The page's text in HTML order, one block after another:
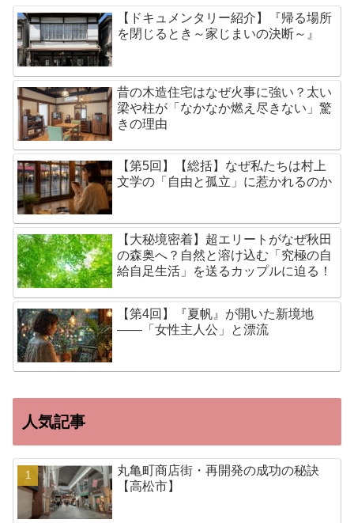
【ドキュメンタリー紹介】『帰る場所
を閉じるとき～家じまいの決断～』
昔の木造住宅はなぜ火事に強い？太い
梁や柱が「なかなか燃え尽きない」驚
きの理由
【第5回】【総括】なぜ私たちは村上
文学の「自由と孤立」に惹かれるのか
【大秘境密着】超エリートがなぜ秋田
の森奥へ？自然と溶け込む「究極の自
給自足生活」を送るカップルに迫る！
【第4回】『夏帆』が開いた新境地
——「女性主人公」と漂流
人気記事
丸亀町商店街・再開発の成功の秘訣
【高松市】